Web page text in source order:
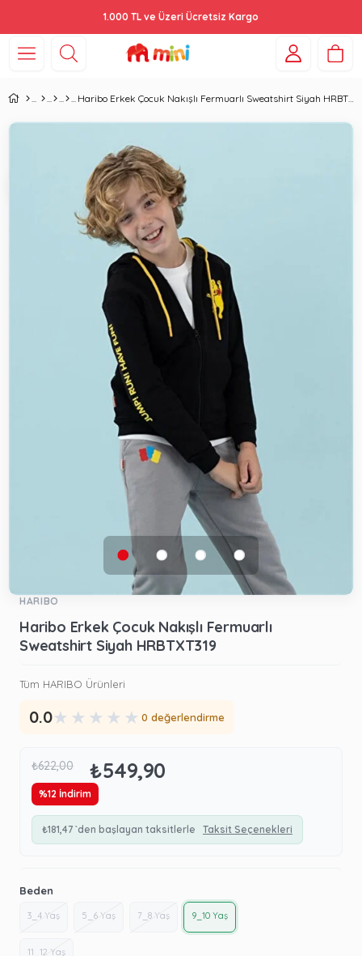
1.000 TL ve Üzeri Ücretsiz Kargo
Haribo Erkek Çocuk Nakışlı Fermuarlı Sweatshirt Siyah HRBTXT319
HARIBO
Haribo Erkek Çocuk Nakışlı Fermuarlı
Sweatshirt Siyah HRBTXT319
Tüm HARIBO Ürünleri
0.0★ ★ ★ ★ ★ 0 değerlendirme
₺622,00 ₺549,90
%12 İndirim
₺181,47 `den başlayan taksitlerle Taksit Seçenekleri
Beden
3_4 Yaş 5_6 Yaş 7_8 Yaş 9_10 Yaş
11_12 Yaş